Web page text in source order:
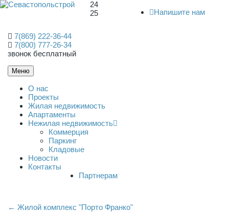
24
25
Напишите нам
7(869) 222-36-44
7(800) 777-26-34
звонок бесплатный
Меню
О нас
Проекты
Жилая недвижимость
Апартаменты
Нежилая недвижимость
Коммерция
Паркинг
Кладовые
Новости
Контакты
Партнерам
← Жилой комплекс "Порто Франко"